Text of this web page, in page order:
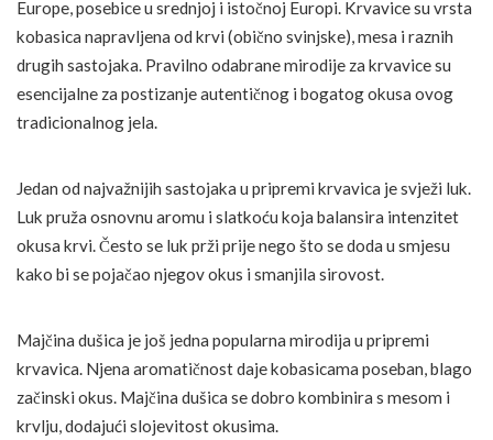
Europe, posebice u srednjoj i istočnoj Europi. Krvavice su vrsta
kobasica napravljena od krvi (obično svinjske), mesa i raznih
drugih sastojaka. Pravilno odabrane mirodije za krvavice su
esencijalne za postizanje autentičnog i bogatog okusa ovog
tradicionalnog jela.
Jedan od najvažnijih sastojaka u pripremi krvavica je svježi luk.
Luk pruža osnovnu aromu i slatkoću koja balansira intenzitet
okusa krvi. Često se luk prži prije nego što se doda u smjesu
kako bi se pojačao njegov okus i smanjila sirovost.
Majčina dušica je još jedna popularna mirodija u pripremi
krvavica. Njena aromatičnost daje kobasicama poseban, blago
začinski okus. Majčina dušica se dobro kombinira s mesom i
krvlju, dodajući slojevitost okusima.